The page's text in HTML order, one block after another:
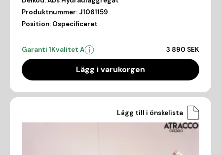
Produktnummer: J1061159
Position: Ospecificerat
Garanti 1Kvalitet A 3 890 SEK
Lägg i varukorgen
Lägg till i önskelista